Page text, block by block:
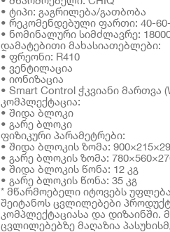
• ტიპი: გაგრილება/გათბობა
• რეკომენდებული ფართი: 40-
• ნომინალური სიმძლავრე:
დამატებითი მახასიათებლები:
• ფრეონი: R410
• ვენტილაცია
• იონიზაცია
• Smart Control ჭკვიანი მართვა
კომპლექტაცია:
• შიდა ბლოკი
• გარე ბლოკი
ფიზიკური პარამეტრები:
• შიდა ბლოკის ზომა:
• გარე ბლოკის ზომა:
• შიდა ბლოკის წონა: 12 კგ
• გარე ბლოკის წონა: 35 კგ
* მწარმოებელი იტოვებს
შეიტანოს ცვლილებები
კომპლექტაციასა და დიზაინში.
ცვლილებებზე მაღაზია